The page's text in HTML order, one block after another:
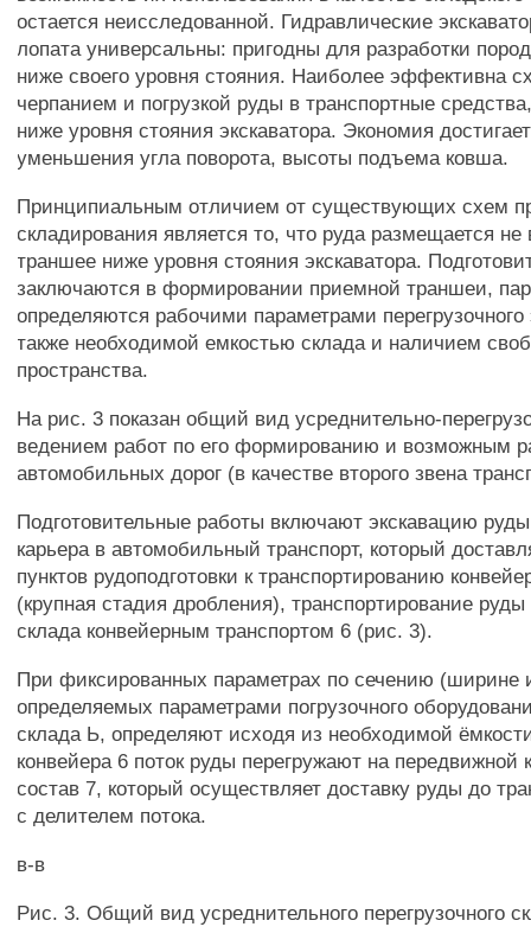
остается неисследованной. Гидравлические
лопата универсальны: пригодны для разработки
ниже своего уровня стояния. Наиболее эффективна
черпанием и погрузкой руды в транспортные
ниже уровня стояния экскаватора. Экономия
уменьшения угла поворота, высоты подъема ковша.
Принципиальным отличием от существующих схем
складирования является то, что руда размещается
траншее ниже уровня стояния экскаватора.
заключаются в формировании приемной траншеи,
определяются рабочими параметрами перегрузочного
также необходимой емкостью склада и наличием
пространства.
На рис. 3 показан общий вид усреднительно-
ведением работ по его формированию и возможным
автомобильных дорог (в качестве второго звена
Подготовительные работы включают экскавацию
карьера в автомобильный транспорт, который
пунктов рудоподготовки к транспортированию
(крупная стадия дробления), транспортирование
склада конвейерным транспортом 6 (рис. 3).
При фиксированных параметрах по сечению (ширине
определяемых параметрами погрузочного
склада Ь, определяют исходя из необходимой
конвейера 6 поток руды перегружают на передвижной
состав 7, который осуществляет доставку руды до
с делителем потока.
в-в
Рис. 3. Общий вид усреднительного перегрузочного